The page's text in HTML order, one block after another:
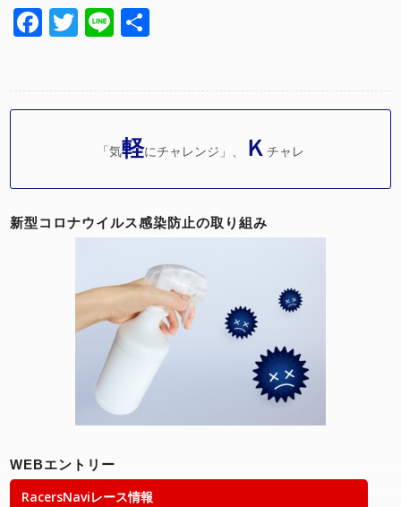
Facebook
Twitter
Line
「気軽にチャレンジ」、 Ｋ チャレ
新型コロナウイルス感染防止の取り組み
WEBエントリー
RacersNaviレース情報